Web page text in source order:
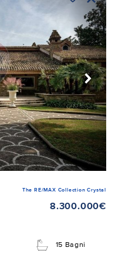
The RE/MAX Collection Crystal
8.300.000€
15 Bagni